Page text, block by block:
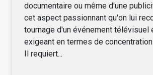
documentaire ou même d'une
cet aspect passionnant qu'on lui
tournage d'un événement télévisuel
exigeant en termes de
Il requiert...